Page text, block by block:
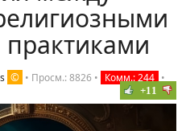
© • Просм.: 8826 • Комм.: 244 •
+11